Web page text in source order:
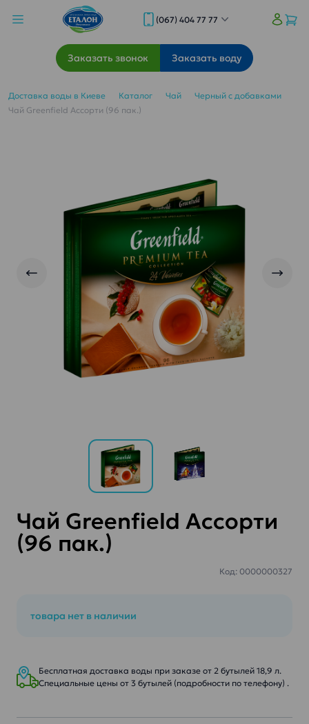
(067) 404 77 77
Заказать звонок Заказать воду
Доставка воды в Киеве Каталог Чай
Черный с добавками
Чай Greenfield Ассорти (96 пак.)
Чай Greenfield Ассорти
(96 пак.)
Код: 0000000327
товара нет в наличии
Бесплатная доставка воды при заказе от 2 бутылей 18,9 л.
Специальные цены от 3 бутылей (подробности по телефону) .